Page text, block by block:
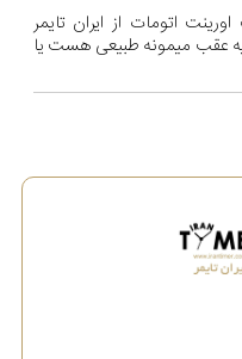
اتومات از ایران تایمر
کردم روزی حدودا ۴ثانیه عقب میمونه طبیعی هست یا